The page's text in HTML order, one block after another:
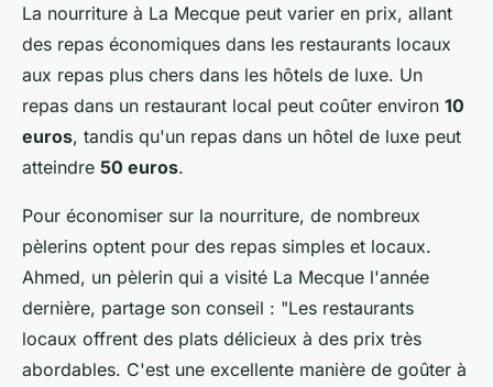
La nourriture à La Mecque peut varier en prix, allant
des repas économiques dans les restaurants locaux
aux repas plus chers dans les hôtels de luxe. Un
repas dans un restaurant local peut coûter environ 10
euros, tandis qu'un repas dans un hôtel de luxe peut
atteindre 50 euros.
Pour économiser sur la nourriture, de nombreux
pèlerins optent pour des repas simples et locaux.
Ahmed, un pèlerin qui a visité La Mecque l'année
dernière, partage son conseil : "Les restaurants
locaux offrent des plats délicieux à des prix très
abordables. C'est une excellente manière de goûter à